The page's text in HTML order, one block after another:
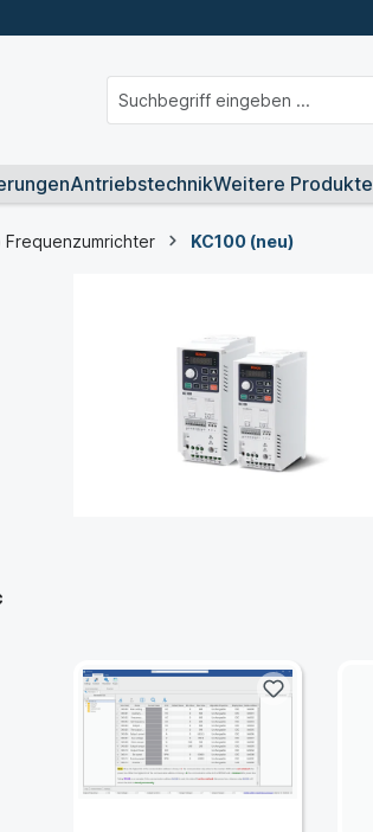
AntriebstechnikWeitere Produkte
Frequenzumrichter KC100 (neu)